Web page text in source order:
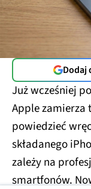
Dodaj
Już wcześniej
Apple zamierza
powiedzieć
składanego
zależy na
smartfonów.